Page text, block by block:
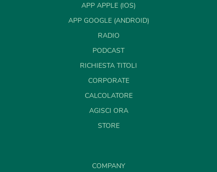
APP APPLE (IOS)
APP GOOGLE (ANDROID)
RADIO
PODCAST
RICHIESTA TITOLI
CORPORATE
CALCOLATORE
AGISCI ORA
STORE
COMPANY